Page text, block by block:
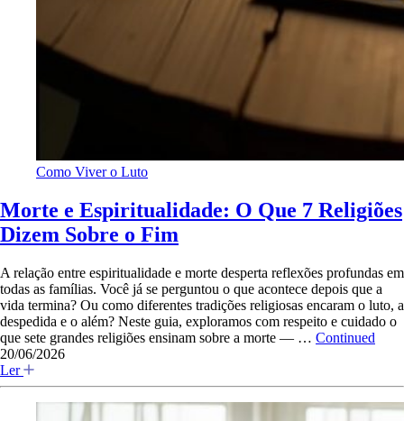
Como Viver o Luto
Morte e Espiritualidade: O Que 7 Religiões
Dizem Sobre o Fim
A relação entre espiritualidade e morte desperta reflexões profundas em
todas as famílias. Você já se perguntou o que acontece depois que a
vida termina? Ou como diferentes tradições religiosas encaram o luto, a
despedida e o além? Neste guia, exploramos com respeito e cuidado o
que sete grandes religiões ensinam sobre a morte — … Continued
20/06/2026
Ler